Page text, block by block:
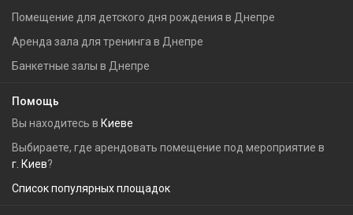
Помещение для детского дня рождения в Днепре
Аренда зала для тренинга в Днепре
Банкетные залы в Днепре
Помощь
Вы находитесь в Киеве
Выбираете, где арендовать помещение под мероприятие в
г. Киев?
Список популярных площадок